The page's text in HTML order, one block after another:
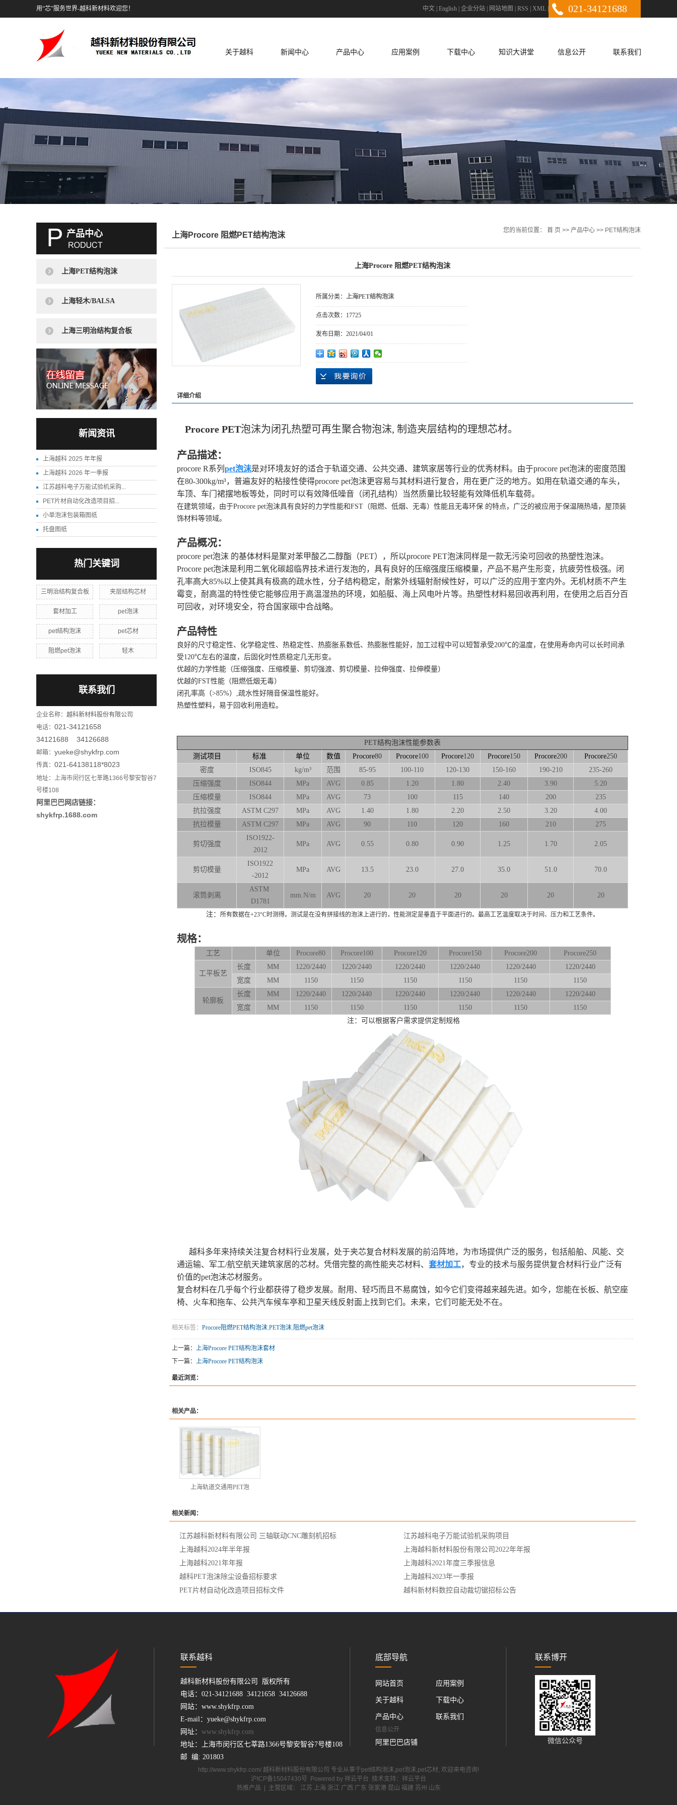
用“芯”服务世界-越科新材料欢迎您！ 中文 English 企业分站 网站地图 RSS XML 021-34121688
关于越科 新闻中心 产品中心 应用案例 下载中心 知识大讲堂 信息公开 联系我们
产品中心
上海PET结构泡沫
上海轻木/BALSA
上海三明治结构复合板
新闻资讯
上海越科 2025 年年报
上海越科 2026 年一季报
江苏越科电子万能试验机采购...
PET片材自动化改造项目招...
小单泡沫包装箱图纸
托盘图纸
热门关键词
三明治结构复合板 夹层结构芯材
套材加工 pet泡沫
pet结构泡沫 pet芯材
阻燃pet泡沫 轻木
联系我们
企业名称： 越科新材料股份有限公司
电话： 021-34121658
34121688 34126688
邮箱： yueke@shykfrp.com
传真： 021-64138118*8023
地址：上海市闵行区七莘路1366号黎安智谷7
号楼108
阿里巴巴网店链接：
shykfrp.1688.com
上海Procore 阻燃PET结构泡沫
您的当前位置： 首 页 >> 产品中心 >> PET结构泡沫
上海Procore 阻燃PET结构泡沫
所属分类： 上海PET结构泡沫
点击次数： 17725
发布日期： 2021/04/01
详细介绍
Procore PET泡沫为闭孔热塑可再生聚合物泡沫, 制造夹层结构的理想芯材。
产品描述：
procore R系列 pet泡沫是对环境友好的适合于轨道交通、公共交通、建筑家居等行业的优秀材料。由于procore pet泡沫的密度范围
在80-300kg/m³，普遍友好的粘接性使得procore pet泡沫更容易与其材料进行复合，用在更广泛的地方。如用在轨道交通的车头，
车顶、车门裙摆地板等处，同时可以有效降低噪音（闭孔结构）当然质量比较轻能有效降低机车载荷。
在建筑领域，由于Procore pet泡沫具有 良好的力学性能和FST（阻燃、低烟、无毒）性能且无毒环保 的特点，广泛的被应用于保温隔热墙，屋顶装
饰材料等领域。
产品概况：
procore pet泡沫 的基体材料是聚对苯甲酸乙二醇酯（PET），所以procore PET泡沫同样是一款无污染可回收的热塑性泡沫。
Procore pet泡沫是利用二氧化碳超临界技术进行发泡的，具有良好的压缩强度压缩模量，产品不易产生形变，抗疲劳性极强。闭
孔率高大85%以上使其具有极高的疏水性，分子结构稳定，耐紫外线辐射耐候性好，可以广泛的应用于室内外。无机材质不产生
霉变，耐高温的特性使它能够应用于高温湿热的环境，如船艇、海上风电叶片等。热塑性材料易回收再利用，在使用之后百分百
可回收，对环境安全，符合国家碳中合战略。
产品特性
良好的尺寸稳定性、化学稳定性、热稳定性、热膨胀系数低、热膨胀性能好，加工过程中可以短暂承受200℃的温度，在使用寿命内可以长时间承
受120℃左右的温度，后固化时性质稳定几无形变。
优越的力学性能（压缩强度、压缩模量、剪切强渡、剪切模量、拉伸强度、拉伸模量）
优越的FST性能（阻燃低烟无毒）
闭孔率高（>85%）,疏水性好隔音保温性能好。
热塑性塑料，易于回收利用造粒。
PET结构泡沫性能参数表
测试项目
标准 单位 数值 Procore80 Procore100 Procore120 Procore150 Procore200 Procore250
密度
ISO845 kg/m³ 范围 85-95 100-110 120-130 150-160 190-210
235-260
压缩强度
ISO844 MPa AVG 0.85 1.20 1.80 2.40 3.90
5.20
压缩模量
ISO844 MPa AVG 73 100 115 140 200
235
抗拉强度
ASTM C297 MPa AVG 1.40 1.80 2.20 2.50 3.20
4.00
抗拉模量
ASTM C297 MPa AVG 90 110 120 160 210 275
剪切强度
ISO1922-
2012
MPa AVG 0.55 0.80 0.90 1.25 1.70 2.05
剪切模量
ISO1922
-2012
MPa AVG 13.5 23.0 27.0 35.0 51.0 70.0
滚筒剥离
ASTM
D1781
mm.N/m AVG 20 20 20 20 20 20
注： 所有数据在+23°C时测得。测试是在没有拼接线的泡沫上进行的，性能测定是垂直于平面进行的。 最高工艺温度取决于时间、压力和工艺条件。
规格：
工艺 单位 Procore80 Procore100 Procore120 Procore150 Procore200 Procore250
工平板艺
长度 MM 1220/2440 1220/2440 1220/2440 1220/2440 1220/2440
1220/2440
宽度
MM 1150 1150 1150 1150 1150 1150
轮廓板
长度 MM 1220/2440 1220/2440 1220/2440 1220/2440 1220/2440
1220/2440
宽度
MM 1150 1150 1150 1150 1150
1150
注：可以根据客户需求提供定制规格
越科多年来持续关注复合材料行业发展，处于夹芯复合材料发展的前沿阵地，为市场提供广泛的服务，包括船舶、风能、交
通运输、军工/航空航天建筑家居的芯材。凭借完整的高性能夹芯材料、 套材加工，专业的技术与服务提供复合材料行业广泛有
价值的pet泡沫芯材服务。
复合材料在几乎每个行业都获得了稳步发展。耐用、轻巧而且不易腐蚀，如今它们变得越来越先进。如今，您能在长板、航空座
椅、火车和拖车、公共汽车候车亭和卫星天线反射面上找到它们。未来，它们可能无处不在。
相关标签： Procore阻燃PET结构泡沫,PET泡沫, 阻燃pet泡沫
上一篇： 上海Procore PET结构泡沫套材
下一篇： 上海Procore PET结构泡沫
最近浏览：
相关产品：
上海轨道交通用PET泡
相关新闻：
江苏越科新材料有限公司 三轴联动CNC雕刻机招标
江苏越科电子万能试验机采购项目
上海越科2024年半年报
上海越科新材料股份有限公司2022年年报
上海越科2021年年报
上海越科2021年度三季报信息
越科PET泡沫除尘设备招标要求
上海越科2023年一季报
PET片材自动化改造项目招标文件
越科新材料数控自动裁切锯招标公告
联系越科
越科新材料股份有限公司 版权所有
电话：021-34121688 34121658 34126688
网站：www.shykfrp.com
E-mail：yueke@shykfrp.com
网址： www.shykfrp.com
地址：上海市闵行区七莘路1366号黎安智谷7号楼108
邮 编: 201803
底部导航
网站首页 应用案例
关于越科 下载中心
产品中心 联系我们
信息公开
阿里巴巴店铺
联系博开
微信公众号
http://www.shykfrp.com/ 越科新材料股份有限公司 专业从事于pet结构泡沫,pet泡沫,pet芯材, 欢迎来电咨询!
沪ICP备15047430号 Powered by 祥云平台 技术支持： 祥云平台
热推产品 | 主营区域： 江苏 上海 浙江 广西 广东 张家港 昆山 福建 苏州 山东